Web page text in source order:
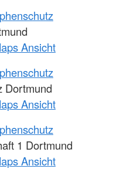
Ansicht
Dortmund
Ansicht
1 Dortmund
Ansicht